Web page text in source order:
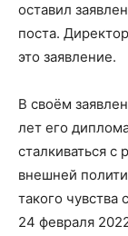
оставил
поста. Директор
это заявление.
В своём
лет его
сталкиваться с
внешней
такого чувства
24 февраля